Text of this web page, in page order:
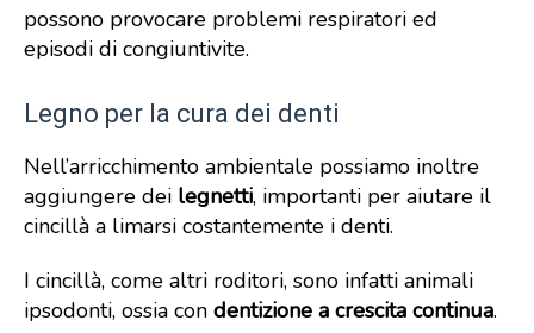
possono provocare problemi respiratori ed
episodi di congiuntivite.
Legno per la cura dei denti
Nell’arricchimento ambientale possiamo inoltre
aggiungere dei legnetti, importanti per aiutare il
cincillà a limarsi costantemente i denti.
I cincillà, come altri roditori, sono infatti animali
ipsodonti, ossia con dentizione a crescita continua.